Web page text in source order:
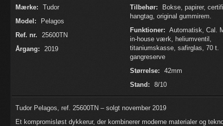
Mærke:
Tudor
Model:
Pelagos
Ref. nr.
25600TN
Årgang:
2019
Tilbehør:
Bokse, papirer,
hangtag, original gummirem.
Funktioner: Automatisk, Cal.
in-house værk, heliumventil,
titaniumskasse, safirglas, 70 t.
gangreserve
Størrelse:
42mm
Stand:
8/10
Tudor Pelagos, ref. 25600TN – solgt november 2019
Et kompromisløst dykkerur, der kombinerer moderne materialer og